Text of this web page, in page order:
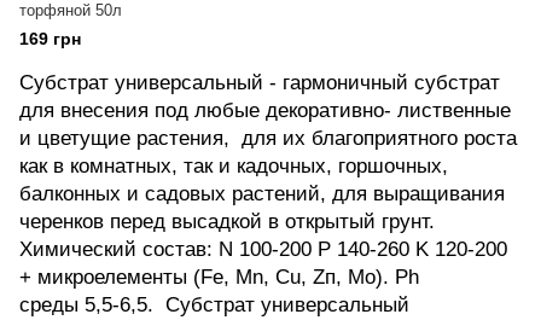
торфяной 50л
169 грн
Субстрат универсальный - гармоничный субстрат
для внесения под любые декоративно- лиственные
и цветущие растения, для их благоприятного роста
как в комнатных, так и кадочных, горшочных,
балконных и садовых растений, для выращивания
черенков перед высадкой в открытый грунт.
Химический состав: N 100-200 P 140-260 K 120-200
+ микроелементы (Fе, Мn, Сu, Zп, Мо). Ph
среды 5,5-6,5. Субстрат универсальный